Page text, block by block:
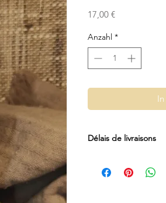
17,00 €Preis
Anzahl *
Délais de livraisons
règlement).